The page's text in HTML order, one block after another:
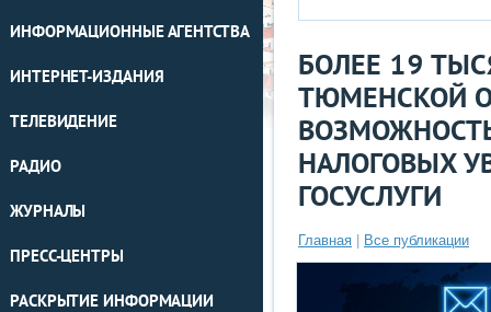
ИНФОРМАЦИОННЫЕ АГЕНТСТВА
ИНТЕРНЕТ-ИЗДАНИЯ
ТЕЛЕВИДЕНИЕ
РАДИО
ЖУРНАЛЫ
ПРЕСС-ЦЕНТРЫ
РАСКРЫТИЕ ИНФОРМАЦИИ
БОЛЕЕ 19
ТЮМЕНСКОЙ
НАЛОГОВЫХ
ГОСУСЛУГИ
Главная Все публикации